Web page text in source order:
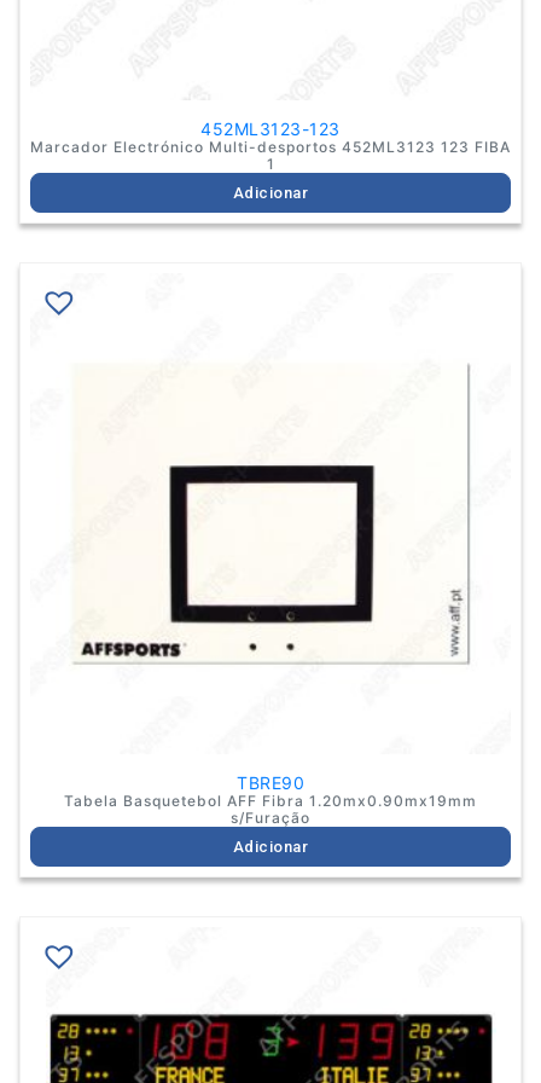
452ML3123-123
Marcador Electrónico Multi-desportos 452ML3123 123 FIBA
1
Adicionar
TBRE90
Tabela Basquetebol AFF Fibra 1.20mx0.90mx19mm
s/Furação
Adicionar
variants.
The
options